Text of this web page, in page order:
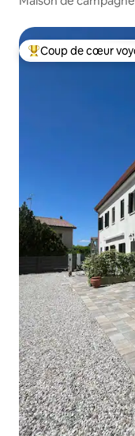
Coups de cœur
Coup de cœur